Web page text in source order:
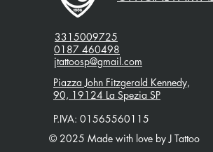
3315009725
jtattoosp@gmail.com
0187 460498
Piazza John Fitzgerald Kennedy,
90, 19124 La Spezia SP
© 2025 Made with love by J Tattoo
P.IVA: 01565560115